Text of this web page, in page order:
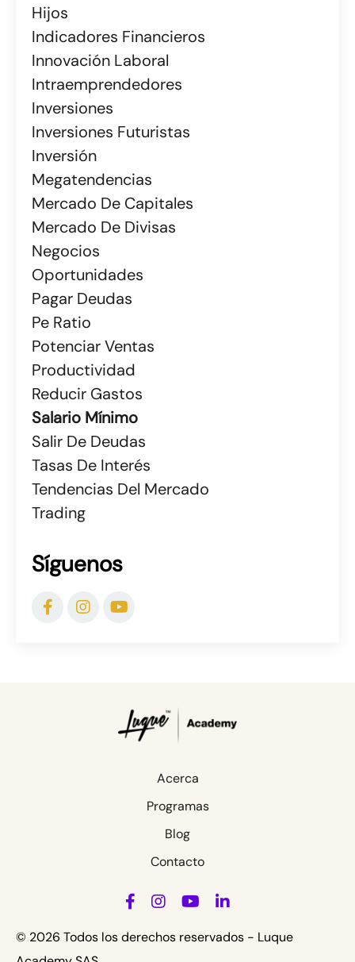
Hijos
Indicadores Financieros
Innovación Laboral
Intraemprendedores
Inversiones
Inversiones Futuristas
Inversión
Megatendencias
Mercado De Capitales
Mercado De Divisas
Negocios
Oportunidades
Pagar Deudas
Pe Ratio
Potenciar Ventas
Productividad
Reducir Gastos
Salario Mínimo
Salir De Deudas
Tasas De Interés
Tendencias Del Mercado
Trading
Síguenos
Acerca
Programas
Blog
Contacto
© 2026 Todos los derechos reservados - Luque